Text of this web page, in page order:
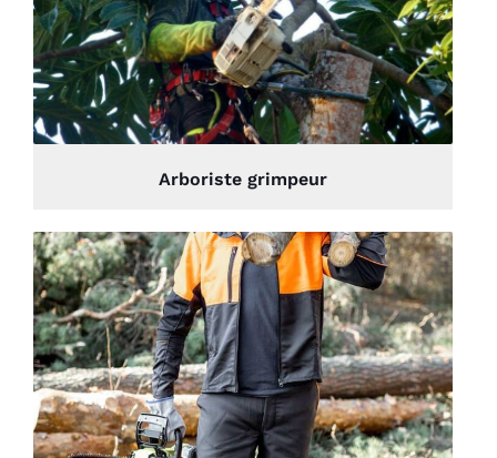
Arboriste grimpeur